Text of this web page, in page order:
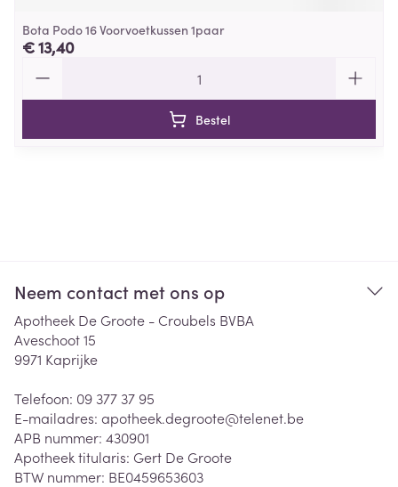
Bota Podo 16 Voorvoetkussen 1paar
€ 13,40
Bestel
Neem contact met ons op
Apotheek De Groote - Croubels BVBA
Aveschoot 15
9971 Kaprijke
Telefoon: 09 377 37 95
E-mailadres: apotheek.degroote@telenet.be
APB nummer: 430901
Apotheek titularis: Gert De Groote
BTW nummer: BE0459653603